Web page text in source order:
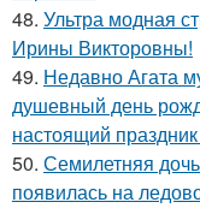
48. Ультра модная
Ирины Викторовны!
49. Недавно Агата
душевный день
настоящий
50. Семилетняя
появилась на